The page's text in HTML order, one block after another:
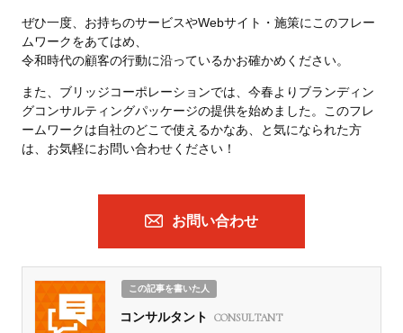
ぜひ一度、お持ちのサービスやWebサイト・施策にこのフレー
ムワークをあてはめ、
令和時代の顧客の行動に沿っているかお確かめください。
また、ブリッジコーポレーションでは、今春よりブランディン
グコンサルティングパッケージの提供を始めました。このフレ
ームワークは自社のどこで使えるかなあ、と気になられた方
は、お気軽にお問い合わせください！
お問い合わせ
この記事を書いた人
コンサルタント
CONSULTANT